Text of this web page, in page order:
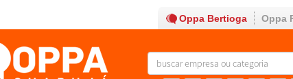
Oppa Bertioga Oppa